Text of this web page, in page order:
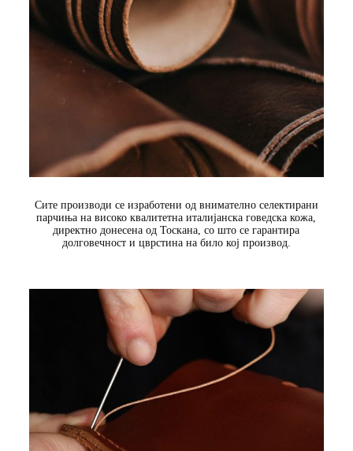
Сите производи се изработени од внимателно селектирани
парчиња на високо квалитетна италијанска говедска кожа,
директно донесена од Тоскана, со што се гарантира
долговечност и цврстина на било кој производ.